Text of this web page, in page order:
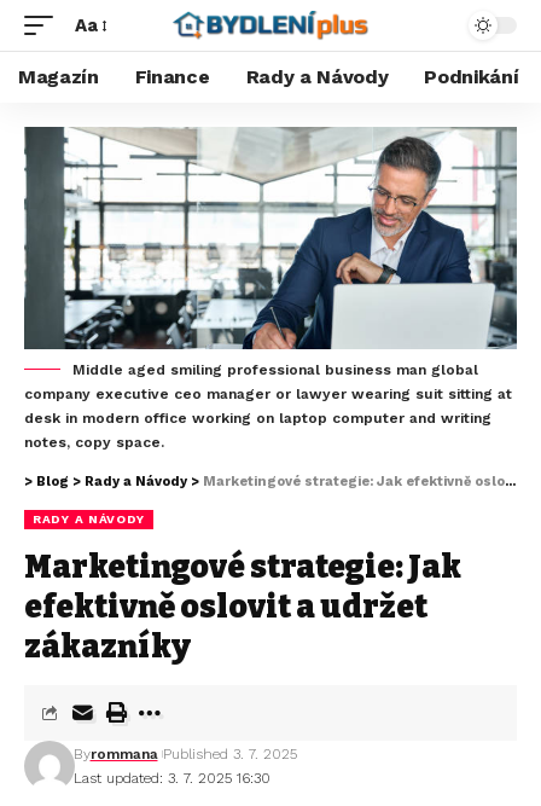
Aa
Magazín Finance Rady a Návody Podnikání
Middle aged smiling professional business man global
company executive ceo manager or lawyer wearing suit sitting at
desk in modern office working on laptop computer and writing
notes, copy space.
> Blog > Rady a Návody > Marketingové strategie: Jak efektivně oslovit a udržet zákazníky
RADY A NÁVODY
Marketingové strategie: Jak
efektivně oslovit a udržet
zákazníky
Last updated: 3. 7. 2025 16:30
Byrommana Published 3. 7. 2025